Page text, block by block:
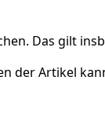
Das gilt
der Artikel